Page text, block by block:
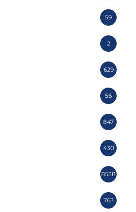
59
2
629
56
847
430
8538
763